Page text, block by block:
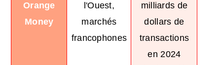
Orange
Money
l'Ouest,
marchés
francophones
milliards de
dollars de
transactions
en 2024